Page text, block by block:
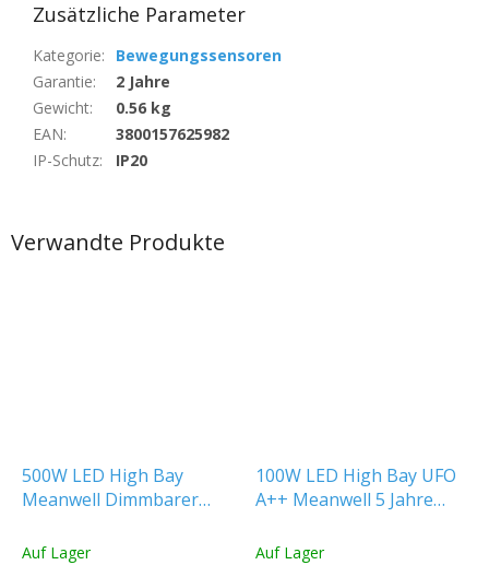
Verwandte Produkte
500W LED High Bay
Meanwell Dimmbarer
Gehäuse
Auf Lager
100W LED High Bay UFO
A++ Meanwell 5 Jahre
Auf Lager
Zusätzliche Parameter
Kategorie:
Bewegungssensoren
Garantie:
2 Jahre
Gewicht:
0.56 kg
EAN:
3800157625982
IP-Schutz: IP20